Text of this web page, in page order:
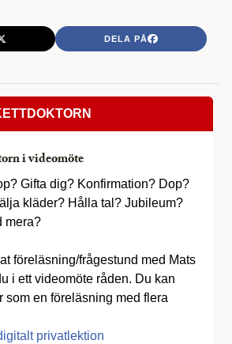
DELA PÅ
i videomöte
Gifta dig? Konfirmation? Dop?
kläder? Hålla tal? Jubileum?
mera?
föreläsning/frågestund med Mats
i ett videomöte råden. Du kan
som en föreläsning med flera
privatlektion